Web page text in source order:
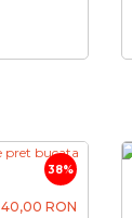
38%
40,00 RON